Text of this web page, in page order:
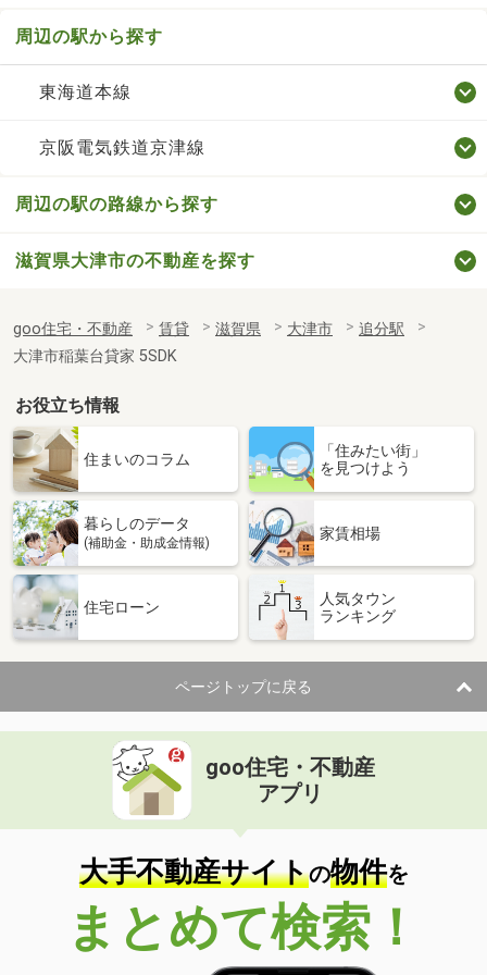
周辺の駅から探す
東海道本線
京阪電気鉄道京津線
周辺の駅の路線から探す
滋賀県大津市の不動産を探す
goo住宅・不動産 賃貸 滋賀県 大津市
追分駅
大津市稲葉台貸家 5SDK
お役立ち情報
住まいのコラム
「住みたい街」
を見つけよう
暮らしのデータ
(補助金・助成金情報)
家賃相場
住宅ローン
人気タウン
ランキング
ページトップに戻る
goo住宅・不動産
アプリ
大手不動産サイトの物件を
まとめて検索！